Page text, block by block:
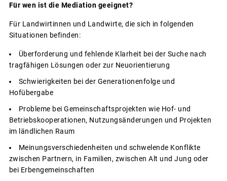
Für wen ist die Mediation geeignet?
Für Landwirtinnen und Landwirte, die sich in folgenden
Situationen befinden:
Überforderung und fehlende Klarheit bei der Suche nach
tragfähigen Lösungen oder zur Neuorientierung
Schwierigkeiten bei der Generationenfolge und
Hofübergabe
Probleme bei Gemeinschaftsprojekten wie Hof- und
Betriebskooperationen, Nutzungsänderungen und Projekten
im ländlichen Raum
Meinungsverschiedenheiten und schwelende Konflikte
zwischen Partnern, in Familien, zwischen Alt und Jung oder
bei Erbengemeinschaften